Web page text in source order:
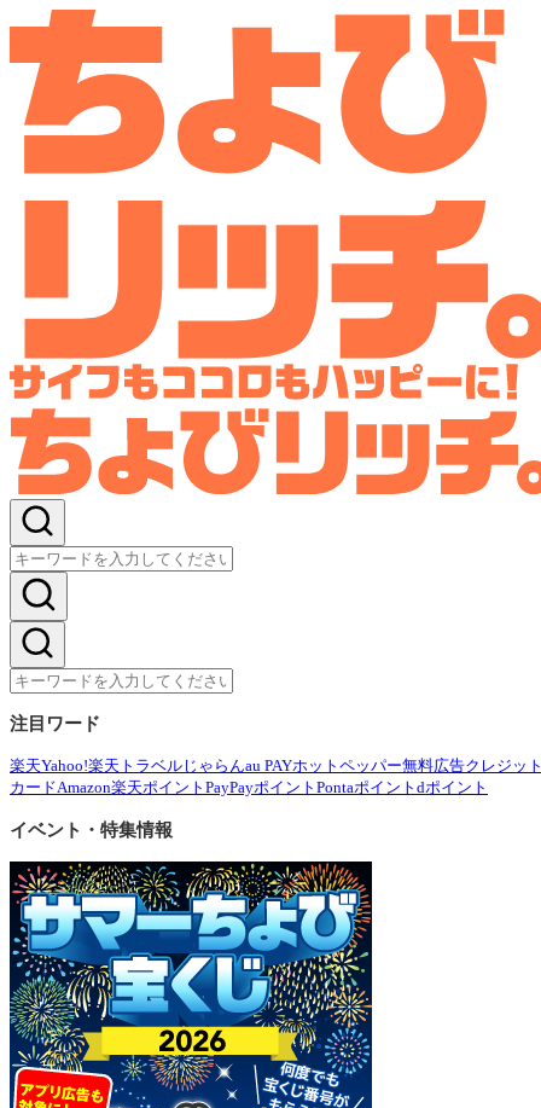
注目ワード
楽天Yahoo!楽天トラベル じゃらんau PAYホットペッパー無料広告クレジッ
カードAmazon楽天ポイント PayPayポイント Pontaポイント dポイント
イベント・特集情報